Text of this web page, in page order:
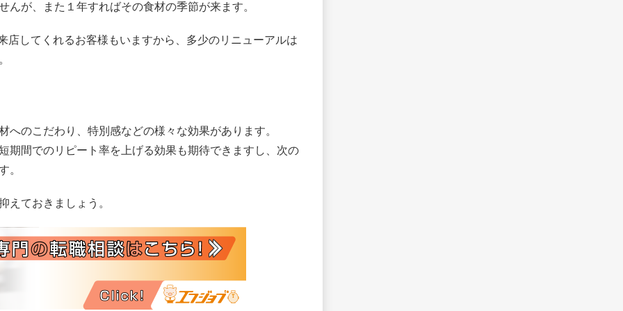
が、また１年すればその食材の季節が来ます。
店してくれるお客様もいますから、多少のリニューアルは
のこだわり、特別感などの様々な効果があります。
期間でのリピート率を上げる効果も期待できますし、次の
。
えておきましょう。